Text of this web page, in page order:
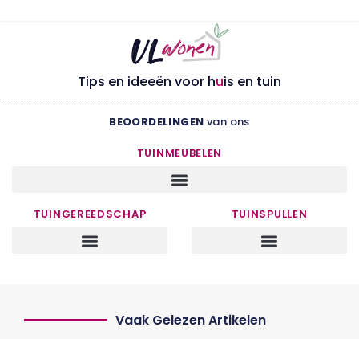
Tips en ideeën voor huis en tuin
BEOORDELINGEN van ons
TUINMEUBELEN
TUINGEREEDSCHAP TUINSPULLEN
Vaak Gelezen Artikelen